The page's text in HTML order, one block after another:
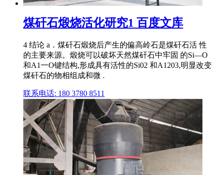
煤矸石煅烧活化研究1 百度文库
4 结论 a．煤矸石煅烧后产生的偏高岭石是煤矸石活 性
的主要来源。煅烧可以破坏天然煤矸石中牢固 的Si—O
和A1一O键结构,形成具有活性的Si02 和A1203,明显改变
煤矸石的物相组成和微 .
联系电话: 180 3780 8511